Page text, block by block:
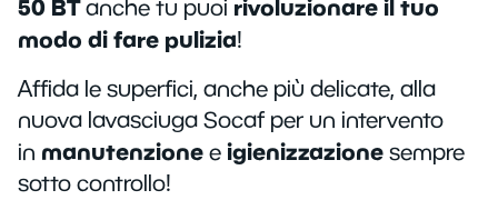
50 BTanche tu puoi rivoluzionare il tuo
modo di fare pulizia!
Affida le superfici, anche più delicate, alla
nuova lavasciuga Socaf per un intervento
in manutenzione e igienizzazione sempre
sotto controllo!